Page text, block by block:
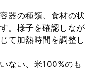
器の種類、食材の状
。様子を確認しなが
て加熱時間を調整し
ない、米100%のも